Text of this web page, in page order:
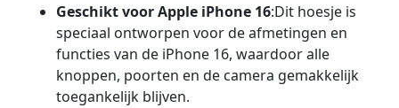
Geschikt voor Apple iPhone 16:Dit hoesje is
speciaal ontworpen voor de afmetingen en
functies van de iPhone 16, waardoor alle
knoppen, poorten en de camera gemakkelijk
toegankelijk blijven.